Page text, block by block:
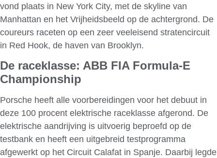
vond plaats in New York City, met de skyline van
Manhattan en het Vrijheidsbeeld op de achtergrond. De
coureurs raceten op een zeer veeleisend stratencircuit
in Red Hook, de haven van Brooklyn.
De raceklasse: ABB FIA Formula-E
Championship
Porsche heeft alle voorbereidingen voor het debuut in
deze 100 procent elektrische raceklasse afgerond. De
elektrische aandrijving is uitvoerig beproefd op de
testbank en heeft een uitgebreid testprogramma
afgewerkt op het Circuit Calafat in Spanje. Daarbij legde